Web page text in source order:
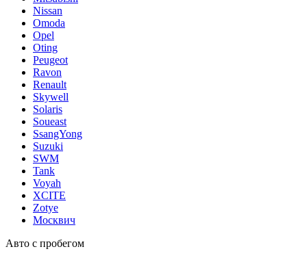
Nissan
Omoda
Opel
Oting
Peugeot
Ravon
Renault
Skywell
Solaris
Soueast
SsangYong
Suzuki
SWM
Tank
Voyah
XCITE
Zotye
Москвич
Авто с пробегом